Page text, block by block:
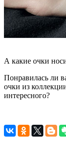
А какие очки
Понравилась ли
очки из
интересного?